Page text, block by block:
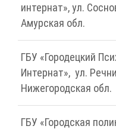
интернат», ул.
Амурская обл.
ГБУ «Городецкий
Интернат», ул.
Нижегородская обл.
ГБУ «Городская